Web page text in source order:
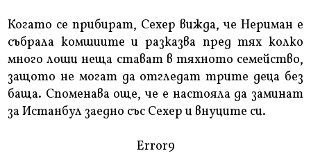
Когато се прибират, Сехер вижда, че Нериман е
събрала комшиите и разказва пред тях колко
много лоши неща стават в тяхното семейство,
защото не могат да отгледат трите деца без
баща. Споменава още, че е настояла да заминат
за Истанбул заедно със Сехер и внуците си.
Error9